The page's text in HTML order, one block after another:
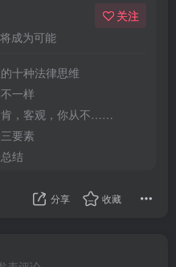
成为可能
关注
十种法律思维
一样
肯，客观，你从不……
要素
结
分享 收藏